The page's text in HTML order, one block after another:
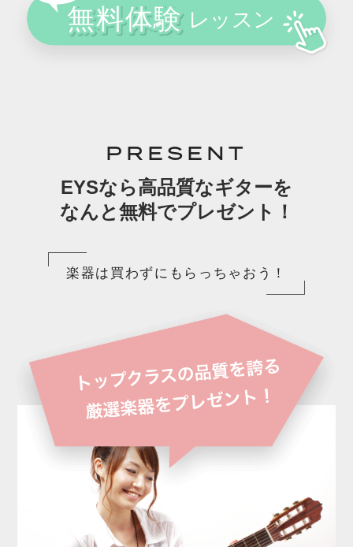
PRESENT
EYSなら高品質なギターを
なんと無料でプレゼント！
楽器は買わずにもらっちゃおう！